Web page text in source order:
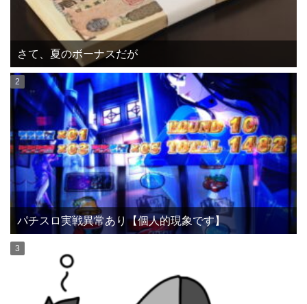
さて、夏のボーナスだが
パチスロ実戦異常あり【個人的現象です】